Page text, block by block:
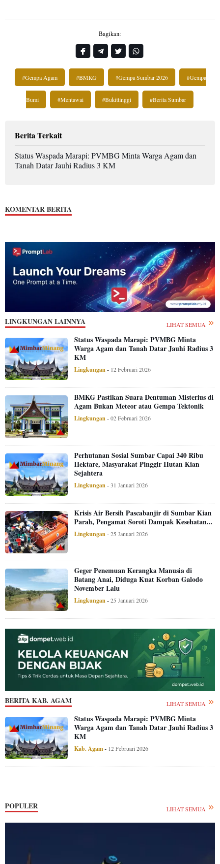
Bagikan:
#Gempa Agam #BMKG #Gempa Sumbar 2026 #Gempa
Bumi #Mentawai #Bukittinggi #Berita Sumbar
Berita Terkait
Status Waspada Marapi: PVMBG Minta Warga Agam dan
Tanah Datar Jauhi Radius 3 KM
KOMENTAR BERITA
LINGKUNGAN LAINNYA LIHAT SEMUA
Status Waspada Marapi: PVMBG Minta
Warga Agam dan Tanah Datar Jauhi Radius 3
KM
Lingkungan- 12 Februari 2026
BMKG Pastikan Suara Dentuman Misterius di
Agam Bukan Meteor atau Gempa Tektonik
Lingkungan-02 Februari 2026
Perhutanan Sosial Sumbar Capai 340 Ribu
Hektare, Masyarakat Pinggir Hutan Kian
Sejahtera
Lingkungan-31 Januari 2026
Krisis Air Bersih Pascabanjir di Sumbar Kian
Parah, Pengamat Soroti Dampak Kesehatan...
Lingkungan-25 Januari 2026
Geger Penemuan Kerangka Manusia di
Batang Anai, Diduga Kuat Korban Galodo
November Lalu
Lingkungan-25 Januari 2026
BERITA KAB. AGAM LIHAT SEMUA
Status Waspada Marapi: PVMBG Minta
Warga Agam dan Tanah Datar Jauhi Radius 3
KM
Kab. Agam- 12 Februari 2026
POPULER LIHAT SEMUA